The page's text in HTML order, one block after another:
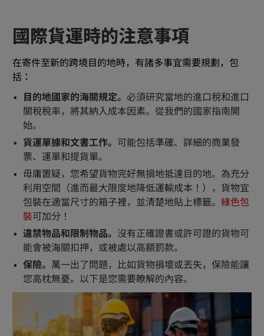
國際貨運時的注意事項
在寄件至新的跨境目的地時，有諸多事宜需要規劃，包
括：
目的地國家的海關規定。 必須研究當地的進口稅和進口
關稅稅率，將其納入成本因素。從我們的國家指南開
始。
貨運單據和文書工作。 可能包括準確、詳細的商業發
票、運單和提貨單。
毋庸置疑，您希望貨物完好無損地抵達目的地。為充分
利用空間（進而最大限度地降低運輸成本！），貨物宜
包裝在適當尺寸的箱子裡，並清楚地貼上標籤。 綠色包
裝可加分！
違禁物品和限制物品。 沒有正確證書或許可證的貨物可
能會被海關扣押，或被處以高額罰款。
保險。 萬一出了問題，比如貨物損壞或丟失，保險能讓
您高枕無憂。以下是您需要瞭解的內容。